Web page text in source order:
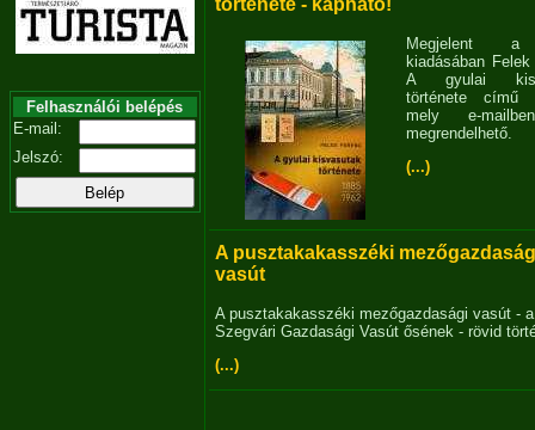
Felhasználói belépés
E-mail:
Jelszó:
története - kapható!
Megjelent
kiadásában
A gyulai
története című
mely e-
megrendelhető.
(...)
A pusztakakasszéki
vasút
A pusztakakasszéki mezőgazdasági vasút - a
Szegvári Gazdasági Vasút ősének - rövid
(...)